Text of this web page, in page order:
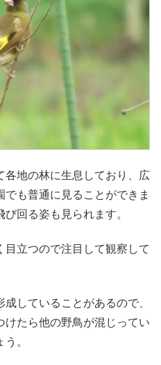
各地の林に生息しており、広
も普通に見ることができま
回る姿も見られます。
立つので注目して観察して
していることがあるので、
たら他の野鳥が混じってい
。